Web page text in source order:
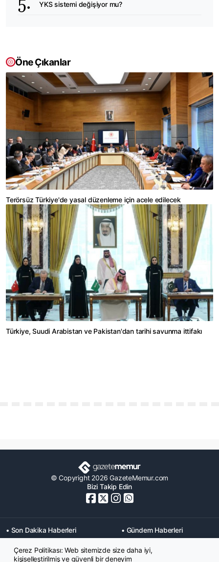
YKS sistemi değişiyor mu?
Öne Çıkanlar
Terörsüz Türkiye'de yasal düzenleme için acele edilecek
Türkiye, Suudi Arabistan ve Pakistan'dan tarihi savunma ittifakı
© Copyright 2026 GazeteMemur.com
Bizi Takip Edin
• Son Dakika Haberleri
• Gündem Haberleri
• Memurlar Haberleri
• KPSS Haberleri
• Ekonomi Haberleri
• Eğitim Haberleri
Çerez Politikası: Web sitemizde size daha iyi,
kişiselleştirilmiş ve güvenli bir deneyim